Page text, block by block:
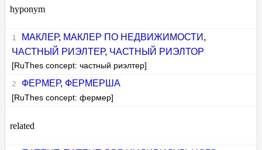
hyponym
МАКЛЕР, МАКЛЕР ПО НЕДВИЖИМОСТИ ,
ЧАСТНЫЙ РИЭЛТЕР, ЧАСТНЫЙ РИЭЛТОР
[RuThes concept: частный риэлтер]
ФЕРМЕР, ФЕРМЕРША
[RuThes concept: фермер]
related